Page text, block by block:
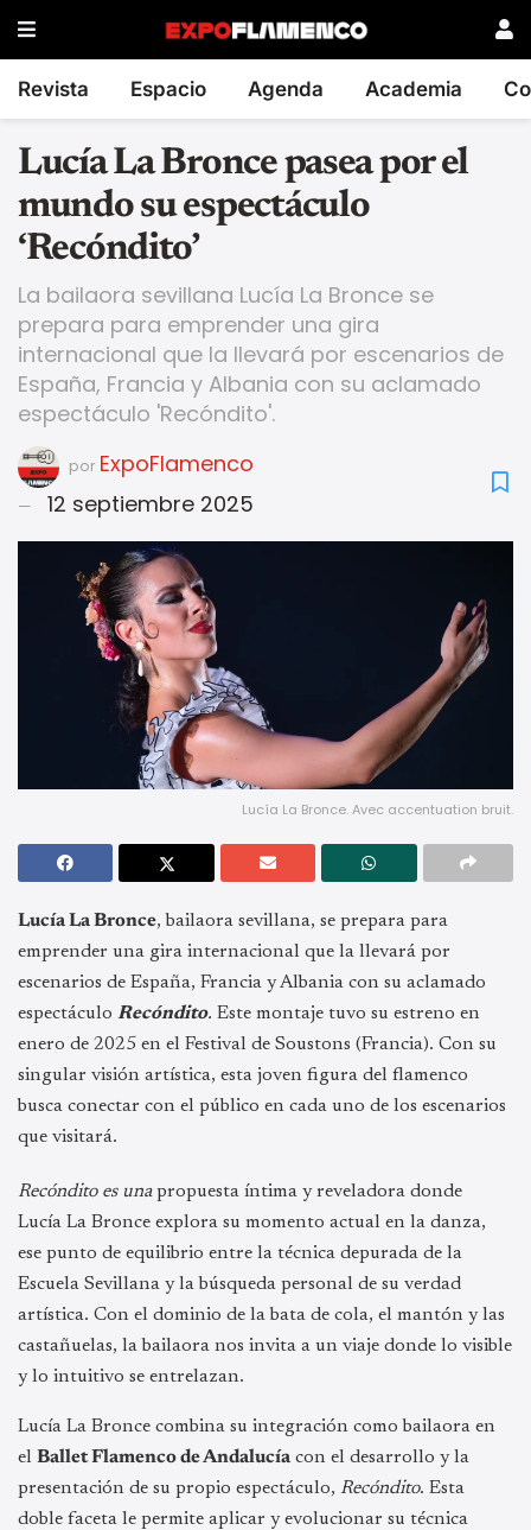
Revista Espacio Agenda Academia
Lucía La Bronce pasea por el
mundo su espectáculo
‘Recóndito’
La bailaora sevillana Lucía La Bronce se
prepara para emprender una gira
internacional que la llevará por escenarios de
España, Francia y Albania con su aclamado
espectáculo 'Recóndito'.
por ExpoFlamenco
12 septiembre 2025
Lucía La Bronce. Avec accentuation bruit.
Lucía La Bronce, bailaora sevillana, se prepara para
emprender una gira internacional que la llevará por
escenarios de España, Francia y Albania con su aclamado
espectáculo Recóndito. Este montaje tuvo su estreno en
enero de 2025 en el Festival de Soustons (Francia). Con su
singular visión artística, esta joven figura del flamenco
busca conectar con el público en cada uno de los escenarios
que visitará.
Recóndito es unapropuesta íntima y reveladora donde
Lucía La Bronce explora su momento actual en la danza,
ese punto de equilibrio entre la técnica depurada de la
Escuela Sevillana y la búsqueda personal de su verdad
artística. Con el dominio de la bata de cola, el mantón y las
castañuelas, la bailaora nos invita a un viaje donde lo visible
y lo intuitivo se entrelazan.
Lucía La Bronce combina su integración como bailaora en
el Ballet Flamenco de Andalucía con el desarrollo y la
presentación de su propio espectáculo, Recóndito. Esta
doble faceta le permite aplicar y evolucionar su técnica